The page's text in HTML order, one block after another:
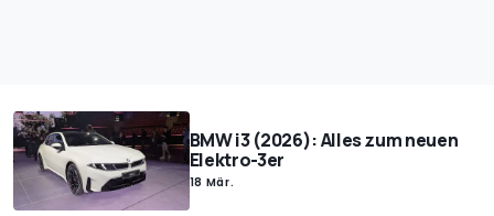
BMW i3 (2026): Alles zum neuen
Elektro-3er
18 Mär.